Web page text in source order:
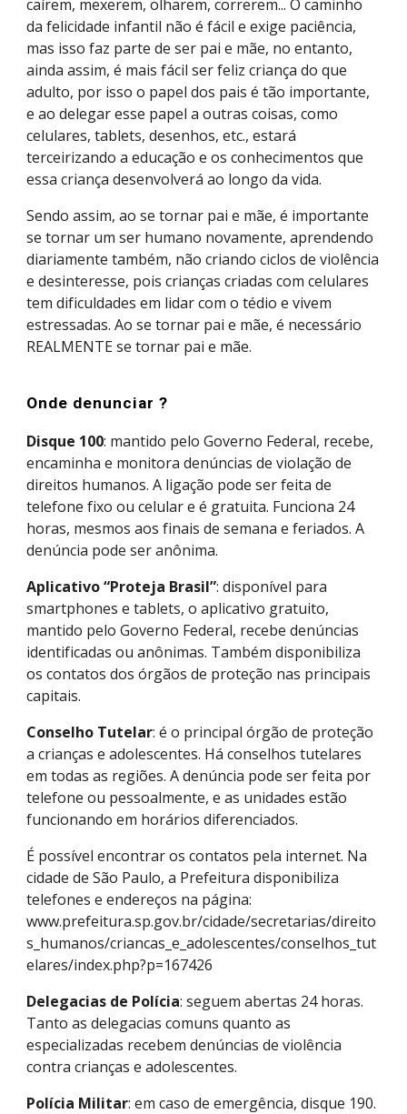
caírem, mexerem, olharem, correrem... O caminho
da felicidade infantil não é fácil e exige paciência,
mas isso faz parte de ser pai e mãe, no entanto,
ainda assim, é mais fácil ser feliz criança do que
adulto, por isso o papel dos pais é tão importante,
e ao delegar esse papel a outras coisas, como
celulares, tablets, desenhos, etc., estará
terceirizando a educação e os conhecimentos que
essa criança desenvolverá ao longo da vida.
Sendo assim, ao se tornar pai e mãe, é importante
se tornar um ser humano novamente, aprendendo
diariamente também, não criando ciclos de violência
e desinteresse, pois crianças criadas com celulares
tem dificuldades em lidar com o tédio e vivem
estressadas. Ao se tornar pai e mãe, é necessário
REALMENTE se tornar pai e mãe.
Onde denunciar ?
Disque 100: mantido pelo Governo Federal, recebe,
encaminha e monitora denúncias de violação de
direitos humanos. A ligação pode ser feita de
telefone fixo ou celular e é gratuita. Funciona 24
horas, mesmos aos finais de semana e feriados. A
denúncia pode ser anônima.
Aplicativo “Proteja Brasil”: disponível para
smartphones e tablets, o aplicativo gratuito,
mantido pelo Governo Federal, recebe denúncias
identificadas ou anônimas. Também disponibiliza
os contatos dos órgãos de proteção nas principais
capitais.
Conselho Tutelar: é o principal órgão de proteção
a crianças e adolescentes. Há conselhos tutelares
em todas as regiões. A denúncia pode ser feita por
telefone ou pessoalmente, e as unidades estão
funcionando em horários diferenciados.
É possível encontrar os contatos pela internet. Na
cidade de São Paulo, a Prefeitura disponibiliza
telefones e endereços na página:
www.prefeitura.sp.gov.br/cidade/secretarias/direito
s_humanos/criancas_e_adolescentes/conselhos_tut
elares/index.php?p=167426
Delegacias de Polícia: seguem abertas 24 horas.
Tanto as delegacias comuns quanto as
especializadas recebem denúncias de violência
contra crianças e adolescentes.
Polícia Militar: em caso de emergência, disque 190.